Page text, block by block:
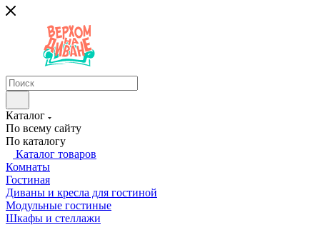
Каталог
По всему сайту
По каталогу
Каталог товаров
Комнаты
Гостиная
Диваны и кресла для гостиной
Модульные гостиные
Шкафы и стеллажи